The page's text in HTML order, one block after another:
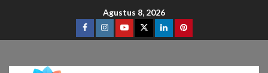
Agustus 8, 2026